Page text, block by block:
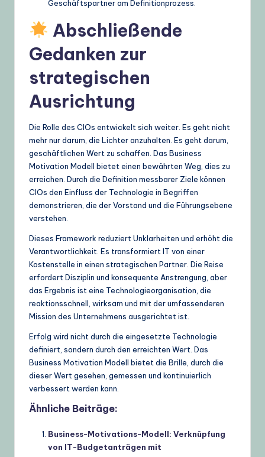
Geschäftspartner am Definitionprozess.
Abschließende
Gedanken zur
strategischen
Ausrichtung
Die Rolle des CIOs entwickelt sich weiter. Es geht nicht
mehr nur darum, die Lichter anzuhalten. Es geht darum,
geschäftlichen Wert zu schaffen. Das Business
Motivation Modell bietet einen bewährten Weg, dies zu
erreichen. Durch die Definition messbarer Ziele können
CIOs den Einfluss der Technologie in Begriffen
demonstrieren, die der Vorstand und die Führungsebene
verstehen.
Dieses Framework reduziert Unklarheiten und erhöht die
Verantwortlichkeit. Es transformiert IT von einer
Kostenstelle in einen strategischen Partner. Die Reise
erfordert Disziplin und konsequente Anstrengung, aber
das Ergebnis ist eine Technologieorganisation, die
reaktionsschnell, wirksam und mit der umfassenderen
Mission des Unternehmens ausgerichtet ist.
Erfolg wird nicht durch die eingesetzte Technologie
definiert, sondern durch den erreichten Wert. Das
Business Motivation Modell bietet die Brille, durch die
dieser Wert gesehen, gemessen und kontinuierlich
verbessert werden kann.
Ähnliche Beiträge:
Business-Motivations-Modell: Verknüpfung
von IT-Budgetanträgen mit